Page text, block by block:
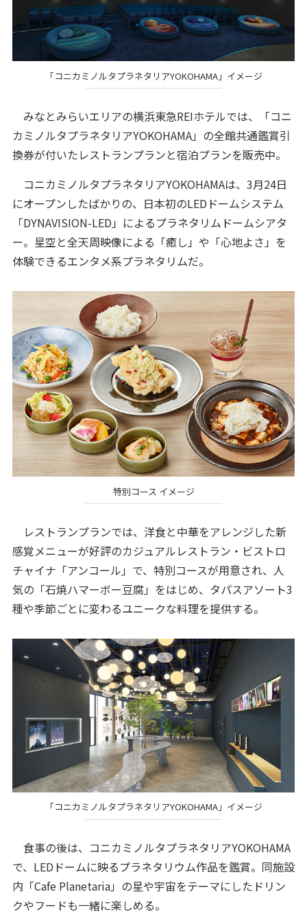
「コニカミノルタプラネタリアYOKOHAMA」イメージ
みなとみらいエリアの横浜東急REIホテルでは、「コニ
カミノルタプラネタリアYOKOHAMA」の全館共通鑑賞引
換券が付いたレストランプランと宿泊プランを販売中。
コニカミノルタプラネタリアYOKOHAMAは、3月24日
にオープンしたばかりの、日本初のLEDドームシステム
「DYNAVISION-LED」によるプラネタリムドームシアタ
ー。星空と全天周映像による「癒し」や「心地よさ」を
体験できるエンタメ系プラネタリムだ。
特別コース イメージ
レストランプランでは、洋食と中華をアレンジした新
感覚メニューが好評のカジュアルレストラン・ビストロ
チャイナ「アンコール」で、特別コースが用意され、人
気の「石焼ハマーボー豆腐」をはじめ、タパスアソート3
種や季節ごとに変わるユニークな料理を提供する。
「コニカミノルタプラネタリアYOKOHAMA」イメージ
食事の後は、コニカミノルタプラネタリアYOKOHAMA
で、LEDドームに映るプラネタリウム作品を鑑賞。同施設
内「Cafe Planetaria」の星や宇宙をテーマにしたドリン
クやフードも一緒に楽しめる。